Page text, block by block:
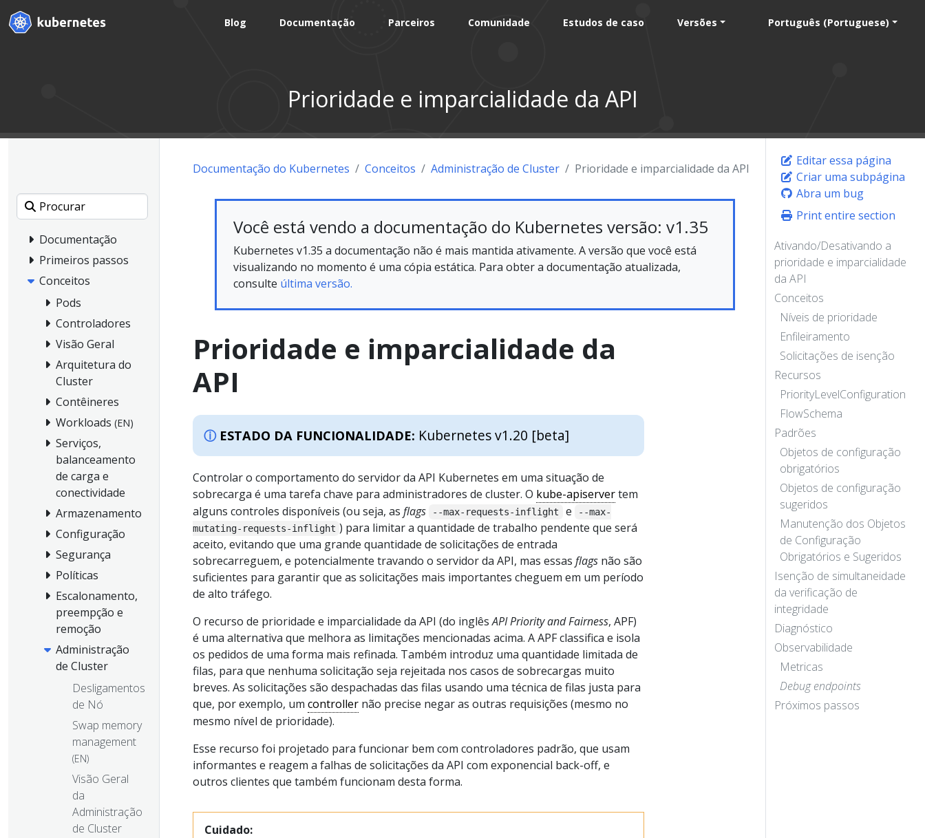
Blog Documentação Parceiros Comunidade Estudos de caso Versões Português (Portuguese)
Prioridade e imparcialidade da API
Documentação
Primeiros passos
Conceitos
Pods
Controladores
Visão Geral
Arquitetura do
Cluster
Contêineres
Workloads (EN)
Serviços,
balanceamento
de carga e
conectividade
Armazenamento
Configuração
Segurança
Políticas
Escalonamento,
preempção e
remoção
Administração
de Cluster
Desligamentos
de Nó
Swap memory
management
(EN)
Visão Geral
da
Administração
de Cluster
Editar essa página
Criar uma subpágina
Abra um bug
Print entire section
Ativando/Desativando a
prioridade e imparcialidade
da API
Conceitos
Níveis de prioridade
Enfileiramento
Solicitações de isenção
Recursos
PriorityLevelConfiguration
FlowSchema
Padrões
Objetos de configuração
obrigatórios
Objetos de configuração
sugeridos
Manutenção dos Objetos
de Configuração
Obrigatórios e Sugeridos
Isenção de simultaneidade
da verificação de
integridade
Diagnóstico
Observabilidade
Metricas
Debug endpoints
Próximos passos
Documentação do Kubernetes Conceitos Administração de Cluster Prioridade e imparcialidade da API
Você está vendo a documentação do Kubernetes versão: v1.35
Kubernetes v1.35 a documentação não é mais mantida ativamente. A versão que você está
visualizando no momento é uma cópia estática. Para obter a documentação atualizada,
consulte última versão.
Prioridade e imparcialidade da
API
ESTADO DA FUNCIONALIDADE: Kubernetes v1.20 [beta]
Controlar o comportamento do servidor da API Kubernetes em uma situação de
sobrecarga é uma tarefa chave para administradores de cluster. O kube-apiservertem
alguns controles disponíveis (ou seja, as flags --max-requests-inflight e
--max-
mutating-requests-inflight ) para limitar a quantidade de trabalho pendente que será
aceito, evitando que uma grande quantidade de solicitações de entrada
sobrecarreguem, e potencialmente travando o servidor da API, mas essas flags não são
suficientes para garantir que as solicitações mais importantes cheguem em um período
de alto tráfego.
O recurso de prioridade e imparcialidade da API (do inglêsAPI Priority and Fairness, APF)
é uma alternativa que melhora as limitações mencionadas acima. A APF classifica e isola
os pedidos de uma forma mais refinada. Também introduz uma quantidade limitada de
filas, para que nenhuma solicitação seja rejeitada nos casos de sobrecargas muito
breves. As solicitações são despachadas das filas usando uma técnica de filas justa para
que, por exemplo, um controller não precise negar as outras requisições (mesmo no
mesmo nível de prioridade).
Esse recurso foi projetado para funcionar bem com controladores padrão, que usam
informantes e reagem a falhas de solicitações da API com exponencial back-off, e
outros clientes que também funcionam desta forma.
Cuidado: